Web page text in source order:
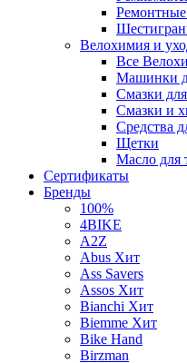
Велохимия и
Все
Машинки
Смазки
Смазки и
Средства
Щетки
Масло для
Сертификаты
Бренды
100%
4BIKE
A2Z
Abus Хит
Ass Savers
Assos Хит
Bianchi Хит
Biemme Хит
Bike Hand
Birzman